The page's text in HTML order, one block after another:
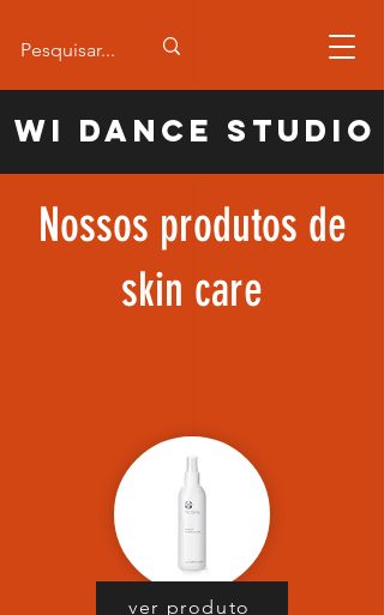
WI Dance Studio
Nossos produtos de
skin care
ver produto